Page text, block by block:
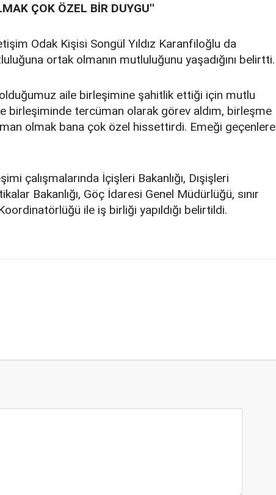
ÇOK ÖZEL BİR DUYGU''
Odak Kişisi Songül Yıldız Karanfiloğlu da
ortak olmanın mutluluğunu yaşadığını belirtti.
aile birleşimine şahitlik ettiği için mutlu
birleşiminde tercüman olarak görev aldım, birleşme
olmak bana çok özel hissettirdi. Emeği geçenlere
çalışmalarında İçişleri Bakanlığı, Dışişleri
Bakanlığı, Göç İdaresi Genel Müdürlüğü, sınır
ile iş birliği yapıldığı belirtildi.